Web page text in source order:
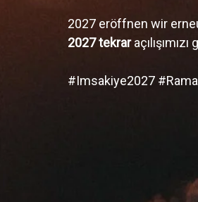
2027 eröffnen wir
2027 tekrar
#Imsakiye2027